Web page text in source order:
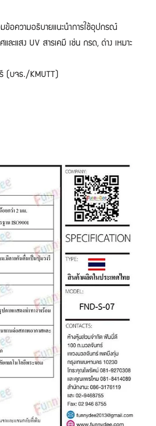
ข้อความอธิบายแนะนำการใช้อุปกรณ์
ะแสง UV สารเคมี เช่น กรด, ด่าง เหมาะ
(บจธ./KMUTT)